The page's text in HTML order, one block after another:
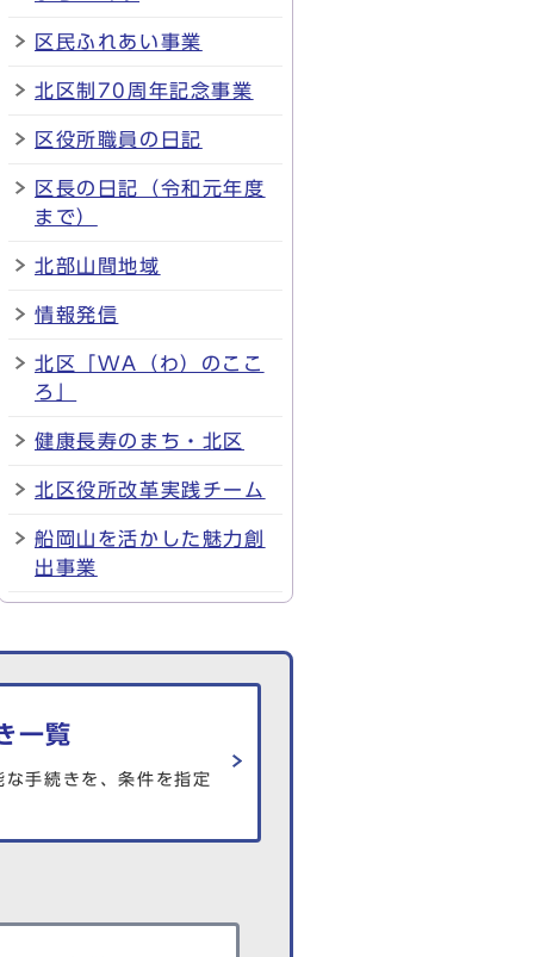
区民ふれあい事業
北区制70周年記念事業
区役所職員の日記
区長の日記（令和元年度
まで）
北部山間地域
情報発信
北区「WA（わ）のここ
ろ」
健康長寿のまち・北区
北区役所改革実践チーム
船岡山を活かした魅力創
出事業
一覧
手続きを、条件を指定